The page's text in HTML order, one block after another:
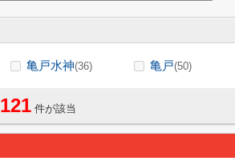
亀戸水神(36) 亀戸(50)
121 件が該当